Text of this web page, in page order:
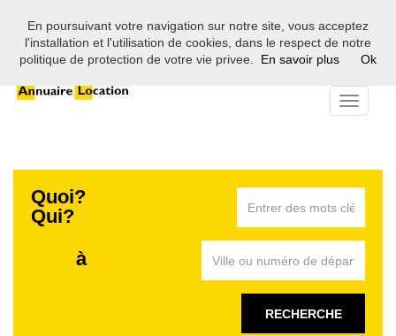
Bienvenue sur l'annuaire des professionnels de la location en
France
Toggle
Quoi?
Qui?
à
RECHERCHE
En poursuivant votre navigation sur notre site, vous acceptez
l'installation et l'utilisation de cookies, dans le respect de notre
politique de protection de votre vie privee.
En savoir plus Ok